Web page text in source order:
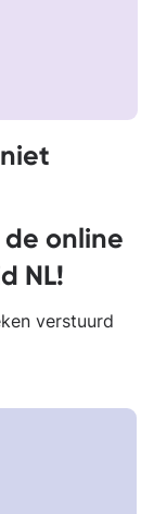
de online
NL!
verstuurd